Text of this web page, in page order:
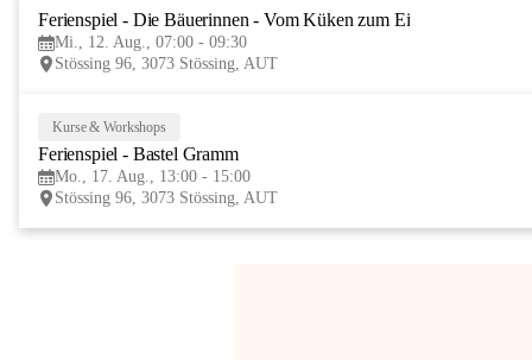
Ferienspiel - Die Bäuerinnen - Vom Küken zum Ei
Mi., 12. Aug., 07:00 - 09:30
Stössing 96, 3073 Stössing, AUT
Kurse & Workshops
Ferienspiel - Bastel Gramm
Mo., 17. Aug., 13:00 - 15:00
Stössing 96, 3073 Stössing, AUT